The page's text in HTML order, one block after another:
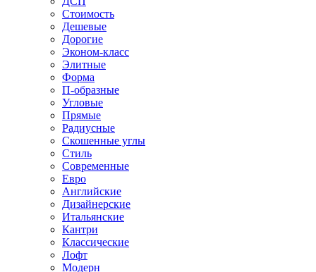
Стоимость
Дешевые
Дорогие
Эконом-класс
Элитные
Форма
П-образные
Угловые
Прямые
Радиусные
Скошенные углы
Стиль
Современные
Евро
Английские
Дизайнерские
Итальянские
Кантри
Классические
Лофт
Модерн